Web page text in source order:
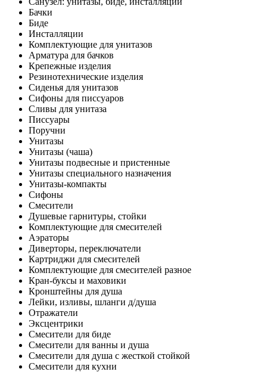
Бачки
Биде
Инсталляции
Комплектующие для унитазов
Арматура для бачков
Крепежные изделия
Резинотехнические изделия
Сиденья для унитазов
Сифоны для писсуаров
Сливы для унитаза
Писсуары
Поручни
Унитазы
Унитазы (чаша)
Унитазы подвесные и пристенные
Унитазы специального назначения
Унитазы-компакты
Сифоны
Смесители
Душевые гарнитуры, стойки
Комплектующие для смесителей
Аэраторы
Диверторы, переключатели
Картриджи для смесителей
Комплектующие для смесителей разное
Кран-буксы и маховики
Кронштейны для душа
Лейки, изливы, шланги д/душа
Отражатели
Эксцентрики
Смесители для биде
Смесители для ванны и душа
Смесители для душа с жесткой стойкой
Смесители для кухни